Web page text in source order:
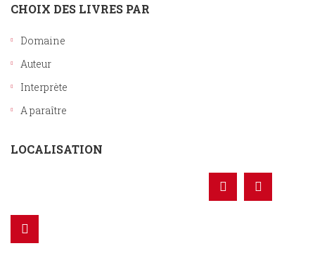
CHOIX DES LIVRES PAR
Domaine
Auteur
Interprète
A paraître
LOCALISATION